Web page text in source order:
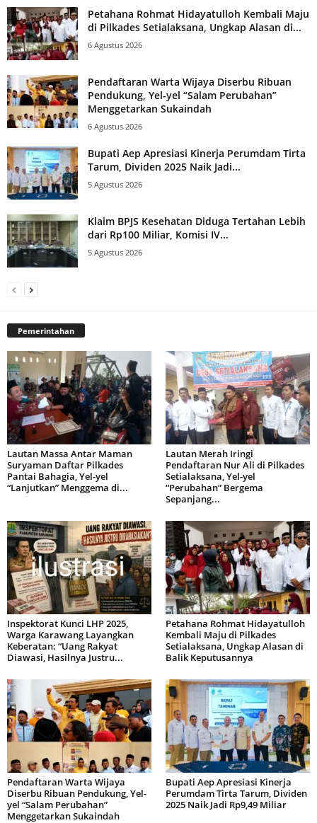
Petahana Rohmat Hidayatulloh Kembali Maju
di Pilkades Setialaksana, Ungkap Alasan di...
6 Agustus 2026
Pendaftaran Warta Wijaya Diserbu Ribuan
Pendukung, Yel-yel “Salam Perubahan”
Menggetarkan Sukaindah
6 Agustus 2026
Bupati Aep Apresiasi Kinerja Perumdam Tirta
Tarum, Dividen 2025 Naik Jadi...
5 Agustus 2026
Klaim BPJS Kesehatan Diduga Tertahan Lebih
dari Rp100 Miliar, Komisi IV...
5 Agustus 2026
Pemerintahan
Lautan Massa Antar Maman
Suryaman Daftar Pilkades
Pantai Bahagia, Yel-yel
“Lanjutkan” Menggema di...
Lautan Merah Iringi
Pendaftaran Nur Ali di Pilkades
Setialaksana, Yel-yel
“Perubahan” Bergema
Sepanjang...
Inspektorat Kunci LHP 2025,
Warga Karawang Layangkan
Keberatan: “Uang Rakyat
Diawasi, Hasilnya Justru...
Petahana Rohmat Hidayatulloh
Kembali Maju di Pilkades
Setialaksana, Ungkap Alasan di
Balik Keputusannya
Pendaftaran Warta Wijaya
Diserbu Ribuan Pendukung, Yel-
yel “Salam Perubahan”
Menggetarkan Sukaindah
Bupati Aep Apresiasi Kinerja
Perumdam Tirta Tarum, Dividen
2025 Naik Jadi Rp9,49 Miliar